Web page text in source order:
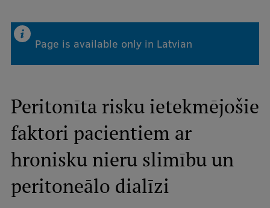
izvēlne
Study Here
Undergraduate Programmes
Postgraduate Study Programmes
Doctoral Studies
Graduate Medical Training
Page is available only in Latvian
Peritonīta risku ietekmējošie
faktori pacientiem ar
hronisku nieru slimību un
peritoneālo dialīzi